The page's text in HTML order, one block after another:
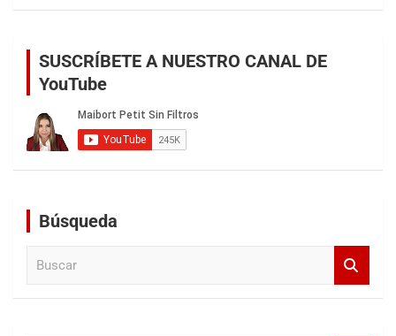
SUSCRÍBETE A NUESTRO CANAL DE
YouTube
Búsqueda